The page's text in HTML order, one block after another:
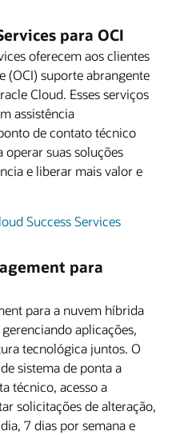
para OCI
oferecem aos clientes
(OCI) suporte abrangente
Cloud. Esses serviços
assistência
de contato técnico
operar suas soluções
e liberar mais valor e
Success Services
para
para a nuvem híbrida
aplicações,
tecnológica juntos. O
sistema de ponta a
técnico, acesso a
solicitações de alteração,
7 dias por semana e